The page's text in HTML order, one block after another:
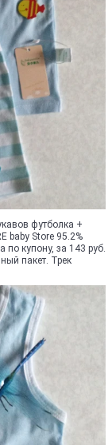
футболка +
baby Store 95.2%
по купону, за 143 руб.
пакет. Трек